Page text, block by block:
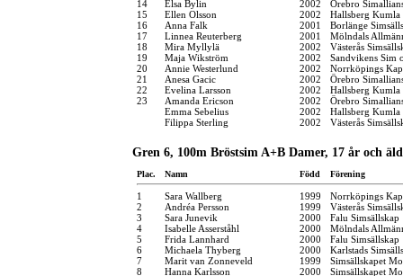
14
Elsa Bylin 2002
Örebro
15
Ellen Olsson 2002
Hallsberg
16
Anna Falk 2001
Borlänge
17
Linnea Reuterberg 2001
Mölndals
18
Mira Myllylä 2002
Västerås
19
Maja Wikström 2002
Sandvikens Sim
20
Annie Westerlund 2002
Norrköpings
21
Anesa Gacic 2002
Örebro
22
Evelina Larsson 2002
Hallsberg
23
Amanda Ericson 2002
Örebro
Emma Sebelius
2002
Hallsberg
Filippa Sterling
2002 Västerås
Gren 6, 100m Bröstsim A+B Damer, 17 år och
Plac. Namn Född Förening
1 Sara Wallberg 1999
Norrköpings
2
Andréa Persson 1999
Västerås
3
Sara Junevik 2000
Falu Simsällskap
4
Isabelle Asserståhl 2000
Mölndals
5
Frida Lannhard 2000
Falu Simsällskap
6
Michaela Thyberg 2000
Karlstads
7
Marit van Zonneveld 1999
Simsällskapet
8
Hanna Karlsson 2000 Simsällskapet